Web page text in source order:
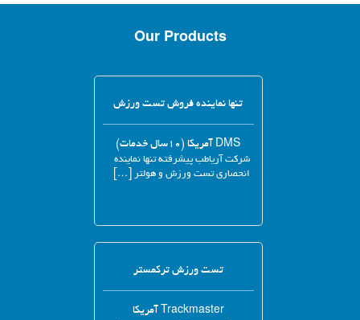
Our Products
تنها نماینده فروش تست ورزش
DMS آمریکا (۱۰سال خدمات)
شرکت آریاطب پیشرفته تنها نماینده
انحصاری تست ورزش و هولتر […]
تست ورزش ترکمستر
Trackmaster آمریکا